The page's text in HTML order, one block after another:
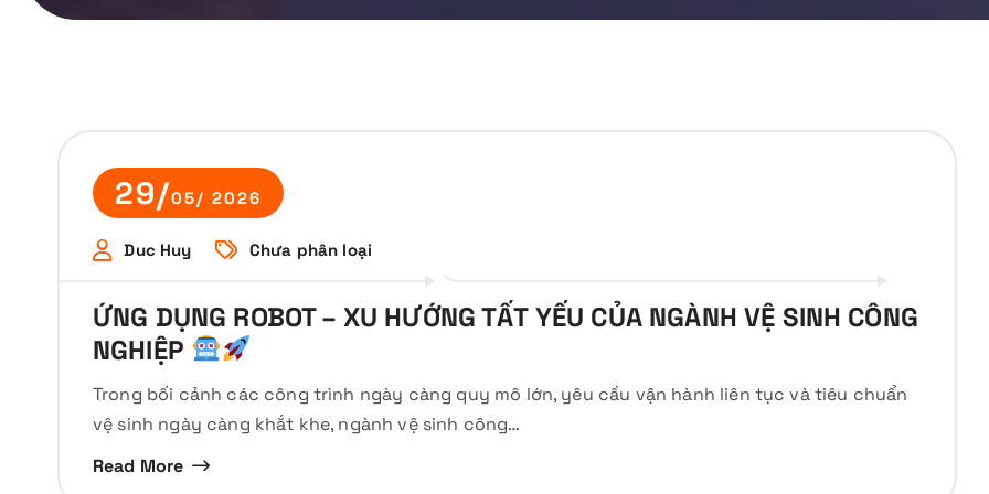
29/05/ 2026
Duc Huy Chưa phân loại
ỨNG DỤNG ROBOT – XU HƯỚNG TẤT YẾU CỦA NGÀNH VỆ SINH CÔNG
NGHIỆP
Trong bối cảnh các công trình ngày càng quy mô lớn, yêu cầu vận hành liên tục và tiêu chuẩn
vệ sinh ngày càng khắt khe, ngành vệ sinh công…
Read More